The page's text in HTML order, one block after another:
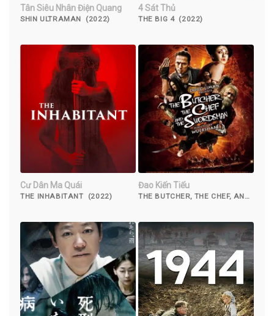
Tân Siêu Nhân Điện Quang
SHIN ULTRAMAN (2022)
4 Sát Thủ
THE BIG 4 (2022)
Cư Dân Ma Quái
THE INHABITANT (2022)
Đao Kiến Tiếu
THE BUTCHER, THE CHEF, AND